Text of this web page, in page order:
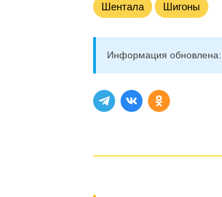
Шентала Шигоны
Информация обновлена: